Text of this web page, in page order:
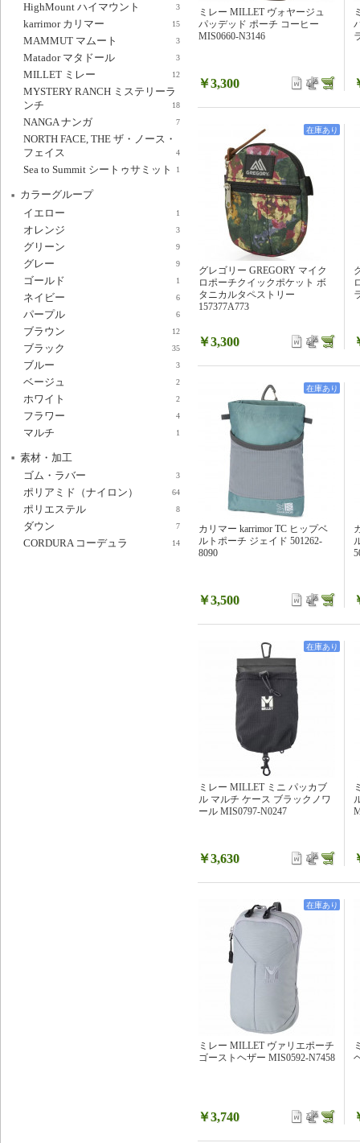
ミレー MILLET ヴォヤージュ
パッデッド ポーチ コーヒー
MIS0660-N3146
￥3,300
グレゴリー GREGORY マイク
ロポーチクイックポケット ボ
タニカルタペストリー
157377A773
￥3,300
在庫あり
カリマー karrimor TC ヒップベ
ルトポーチ ジェイド 501262-
8090
￥3,500
在庫あり
ミレー MILLET ミニ パッカブ
ル マルチ ケース ブラックノワ
ール MIS0797-N0247
￥3,630
在庫あり
ミレー MILLET ヴァリエポーチ
ゴーストヘザー MIS0592-N7458
￥3,740
在庫あり
HighMount ハイマウント 3
karrimor カリマー 15
MAMMUT マムート 3
Matador マタドール 3
MILLET ミレー 12
MYSTERY RANCH ミステリーラ
ンチ
18
NANGA ナンガ 7
NORTH FACE, THE ザ・ノース・
フェイス
4
Sea to Summit シートゥサミット 1
カラーグループ
イエロー
1
オレンジ 3
グリーン 9
グレー 9
ゴールド 1
ネイビー 6
パープル 6
ブラウン 12
ブラック 35
ブルー 3
ベージュ 2
ホワイト 2
フラワー 4
マルチ 1
素材・加工
ゴム・ラバー
3
ポリアミド（ナイロン） 64
ポリエステル 8
ダウン 7
CORDURA コーデュラ 14